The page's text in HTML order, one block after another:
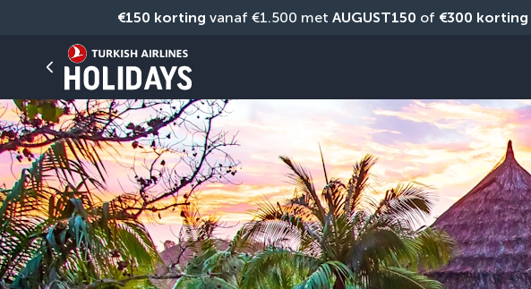
€150 korting vanaf €1.500 met AUGUST150 of €300 korting